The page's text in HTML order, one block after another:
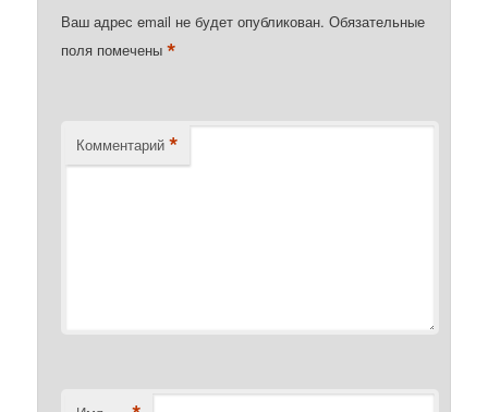
Ваш адрес email не будет опубликован. Обязательные
поля помечены*
Комментарий *